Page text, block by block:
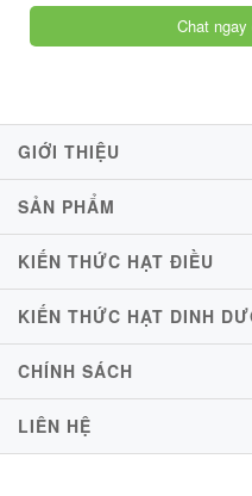
Chat
GIỚI THIỆU
SẢN PHẨM
KIẾN THỨC HẠT ĐIỀU
KIẾN THỨC HẠT DINH
CHÍNH SÁCH
LIÊN HỆ